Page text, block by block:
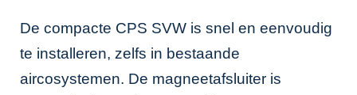
De compacte CPS SVW is snel en eenvoudig
te installeren, zelfs in bestaande
aircosystemen. De magneetafsluiter is